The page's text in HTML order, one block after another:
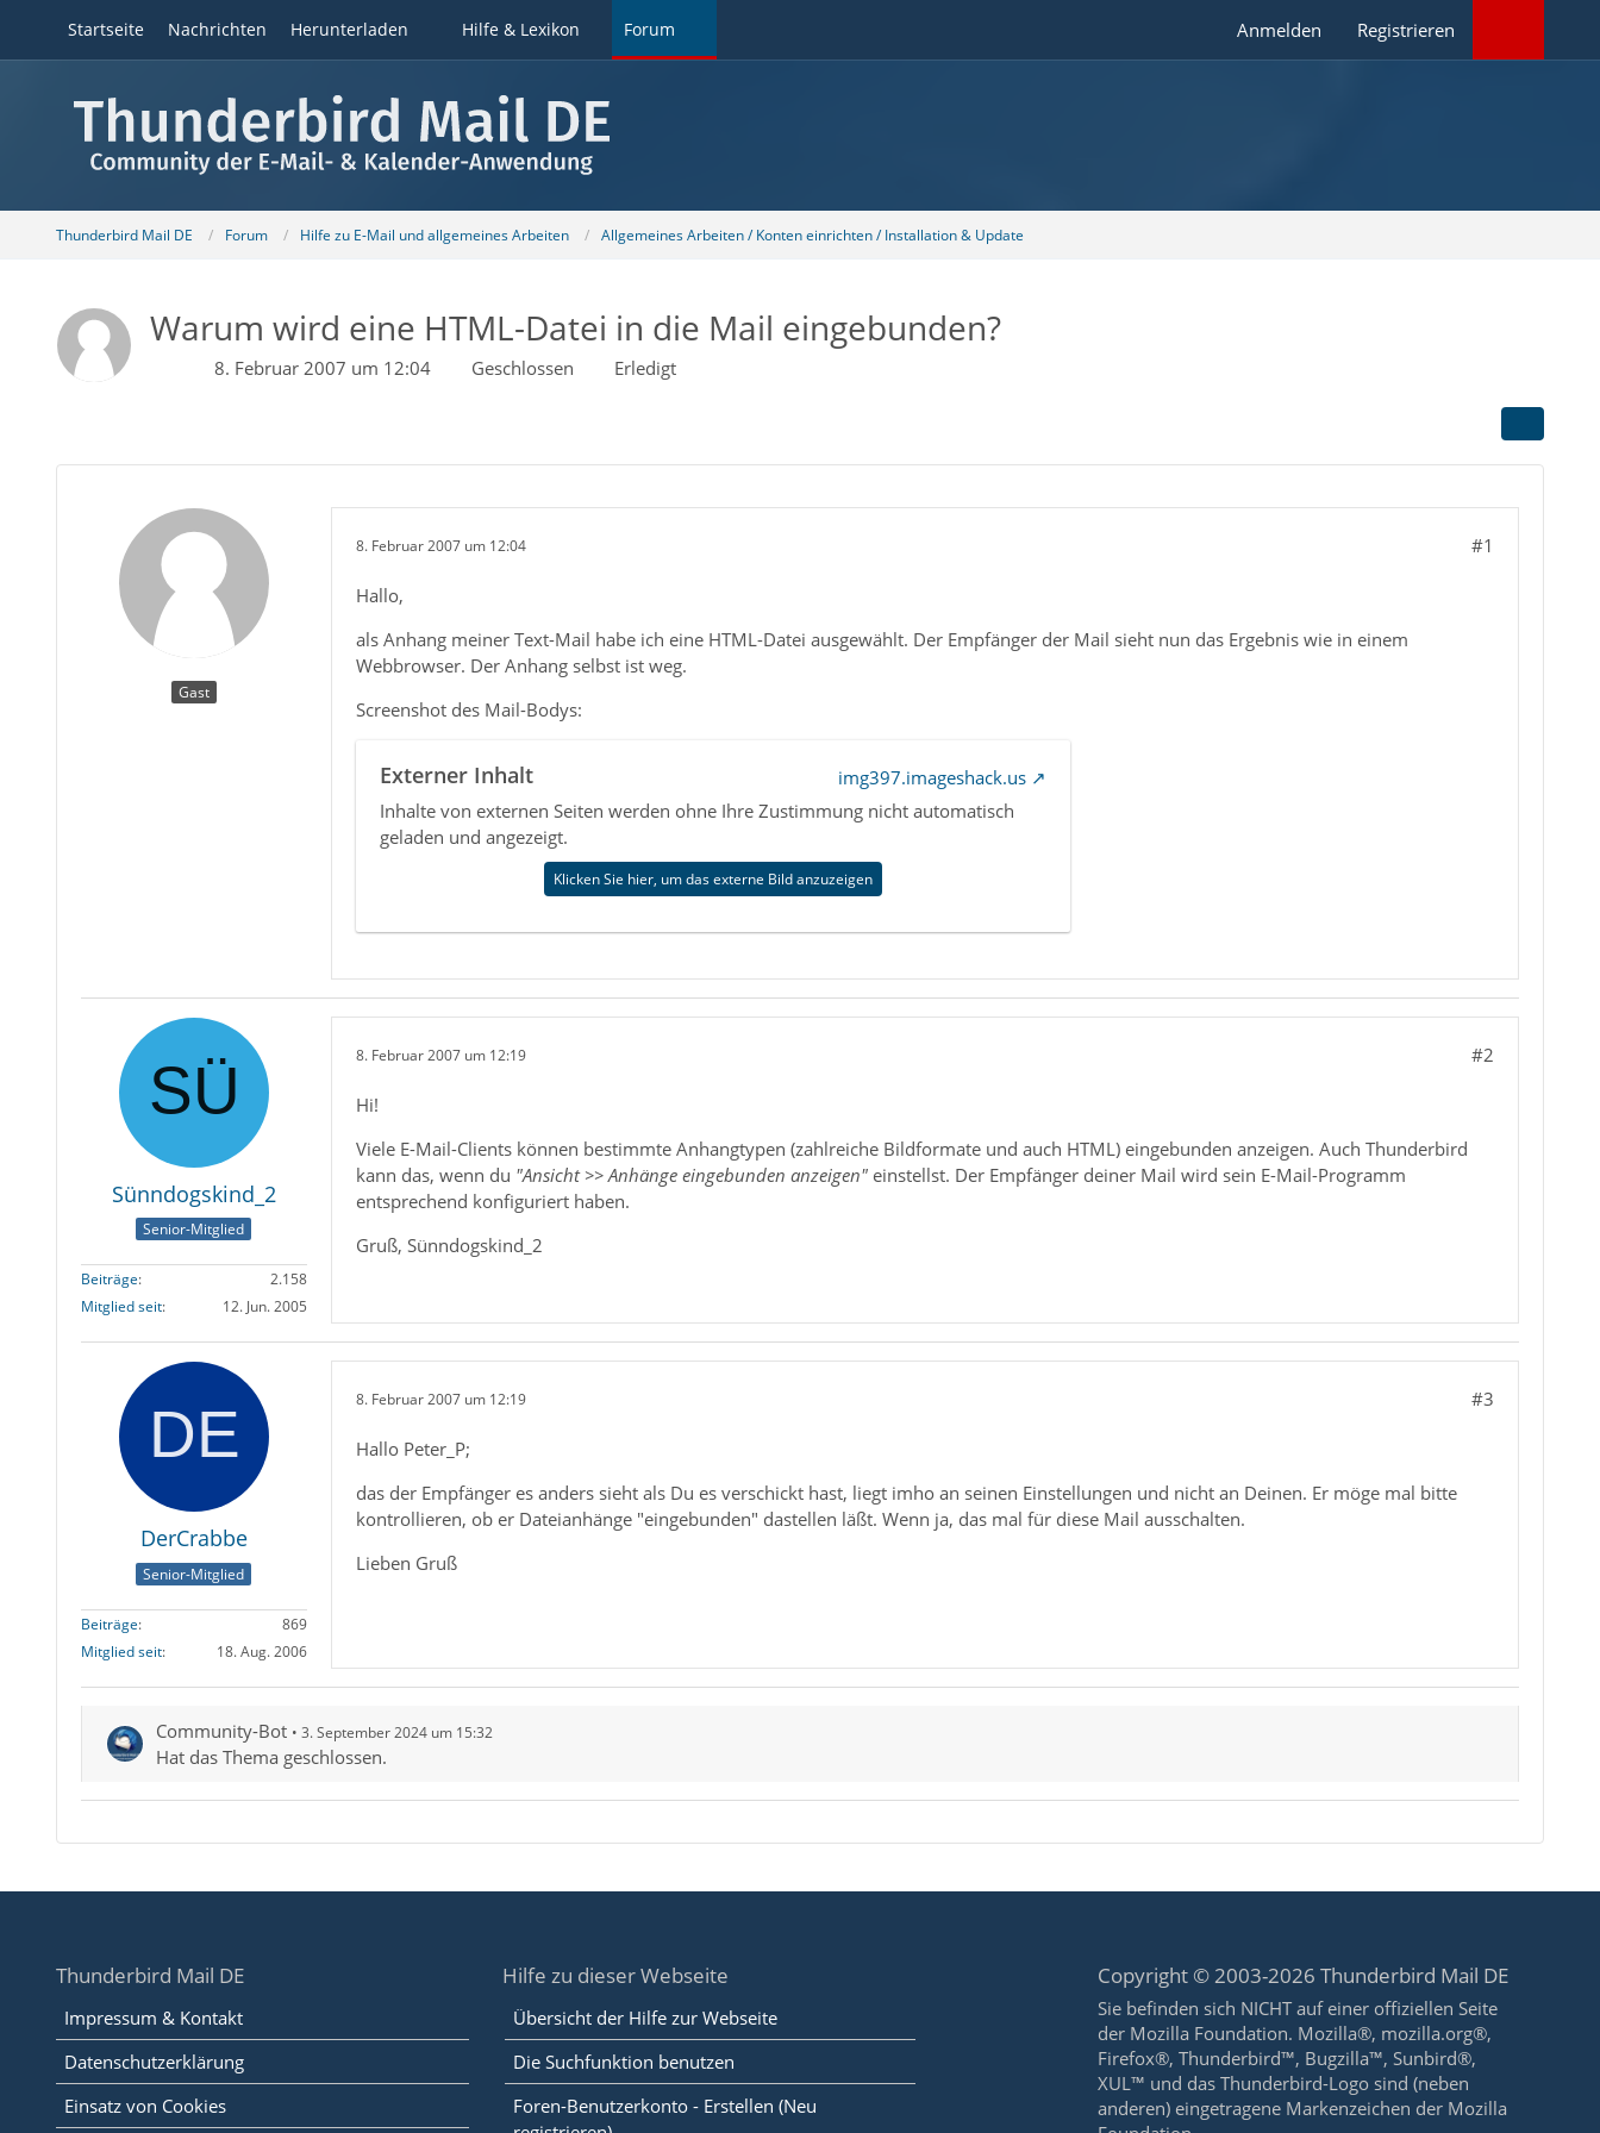
Startseite Nachrichten Herunterladen Hilfe & Lexikon Forum Anmelden Registrieren
Thunderbird Mail DE Forum Hilfe zu E-Mail und allgemeines Arbeiten Allgemeines Arbeiten / Konten einrichten / Installation & Update
Warum wird eine HTML-Datei in die Mail eingebunden?
8. Februar 2007 um 12:04 Geschlossen Erledigt
Gast
8. Februar 2007 um 12:04 #1
Hallo,
als Anhang meiner Text-Mail habe ich eine HTML-Datei ausgewählt. Der Empfänger der Mail sieht nun das Ergebnis wie in einem
Webbrowser. Der Anhang selbst ist weg.
Screenshot des Mail-Bodys:
Externer Inhalt
img397.imageshack.us
Inhalte von externen Seiten werden ohne Ihre Zustimmung nicht automatisch
geladen und angezeigt.
Klicken Sie hier, um das externe Bild anzuzeigen
Sünndogskind_2
Senior-Mitglied
Beiträge
2.158
Mitglied seit
12. Jun. 2005
8. Februar 2007 um 12:19 #2
Hi!
Viele E-Mail-Clients können bestimmte Anhangtypen (zahlreiche Bildformate und auch HTML) eingebunden anzeigen. Auch Thunderbird
kann das, wenn du "Ansicht >> Anhänge eingebunden anzeigen"einstellst. Der Empfänger deiner Mail wird sein E-Mail-Programm
entsprechend konfiguriert haben.
Gruß, Sünndogskind_2
DerCrabbe
Senior-Mitglied
Beiträge
869
Mitglied seit
18. Aug. 2006
8. Februar 2007 um 12:19 #3
Hallo Peter_P;
das der Empfänger es anders sieht als Du es verschickt hast, liegt imho an seinen Einstellungen und nicht an Deinen. Er möge mal bitte
kontrollieren, ob er Dateianhänge "eingebunden" dastellen läßt. Wenn ja, das mal für diese Mail ausschalten.
Lieben Gruß
Community-Bot 3. September 2024 um 15:32
Hat das Thema geschlossen.
Thunderbird Mail DE
Impressum & Kontakt
Datenschutzerklärung
Einsatz von Cookies
Hilfe zu dieser Webseite
Übersicht der Hilfe zur Webseite
Die Suchfunktion benutzen
Foren-Benutzerkonto - Erstellen (Neu
Copyright © 2003-2026 Thunderbird Mail DE
Sie befinden sich NICHT auf einer offiziellen Seite
der Mozilla Foundation. Mozilla®, mozilla.org®,
Firefox®, Thunderbird™, Bugzilla™, Sunbird®,
XUL™ und das Thunderbird-Logo sind (neben
anderen) eingetragene Markenzeichen der Mozilla